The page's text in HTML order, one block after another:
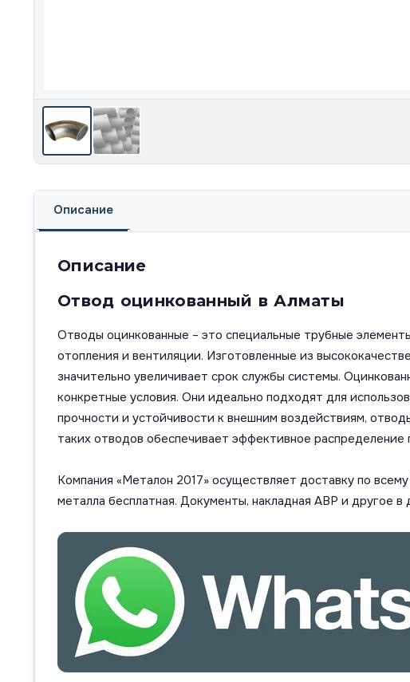
Описание
Описание
Отвод оцинкованный в Алматы
Отводы оцинкованные – это специальные трубные
отопления и вентиляции. Изготовленные из
значительно увеличивает срок службы системы.
конкретные условия. Они идеально подходят для
прочности и устойчивости к внешним воздействиям,
таких отводов обеспечивает эффективное
Компания «Металон 2017» осуществляет доставку по
металла бесплатная. Документы, накладная АВР и другое